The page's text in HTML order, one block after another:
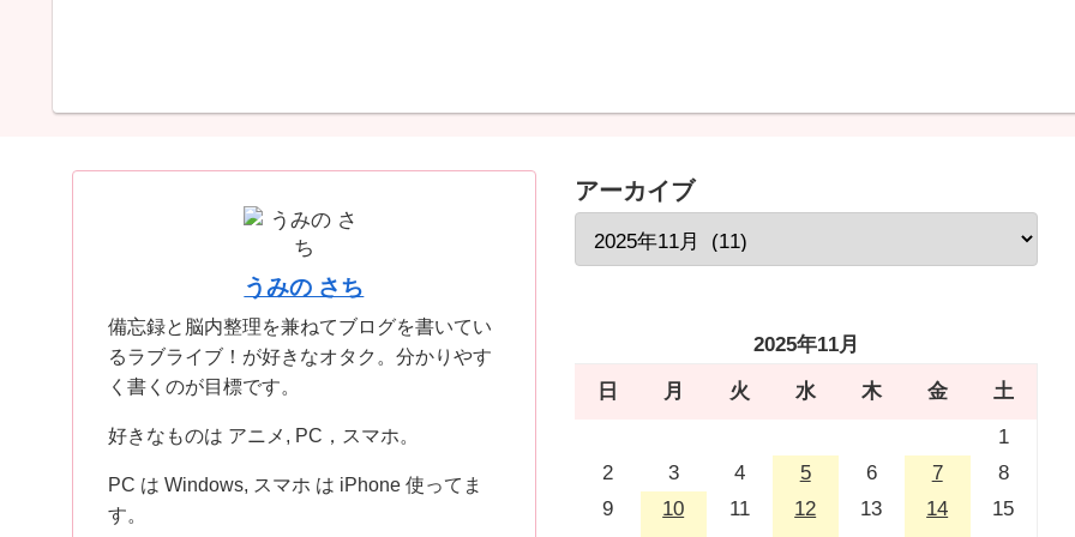
うみの さち
備忘録と脳内整理を兼ねてブログを書いてい
るラブライブ！が好きなオタク。分かりやす
く書くのが目標です。
好きなものは アニメ, PC，スマホ。
PC は Windows, スマホ は iPhone 使ってま
す。
アーカイブ
2025年11月
日 月 火 水 木 金
土
1
2
3 4 5 6 7
8
9
10 11 12 13 14
15